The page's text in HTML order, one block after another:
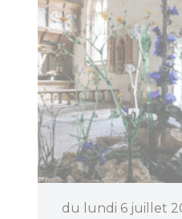
du lundi 6 juillet